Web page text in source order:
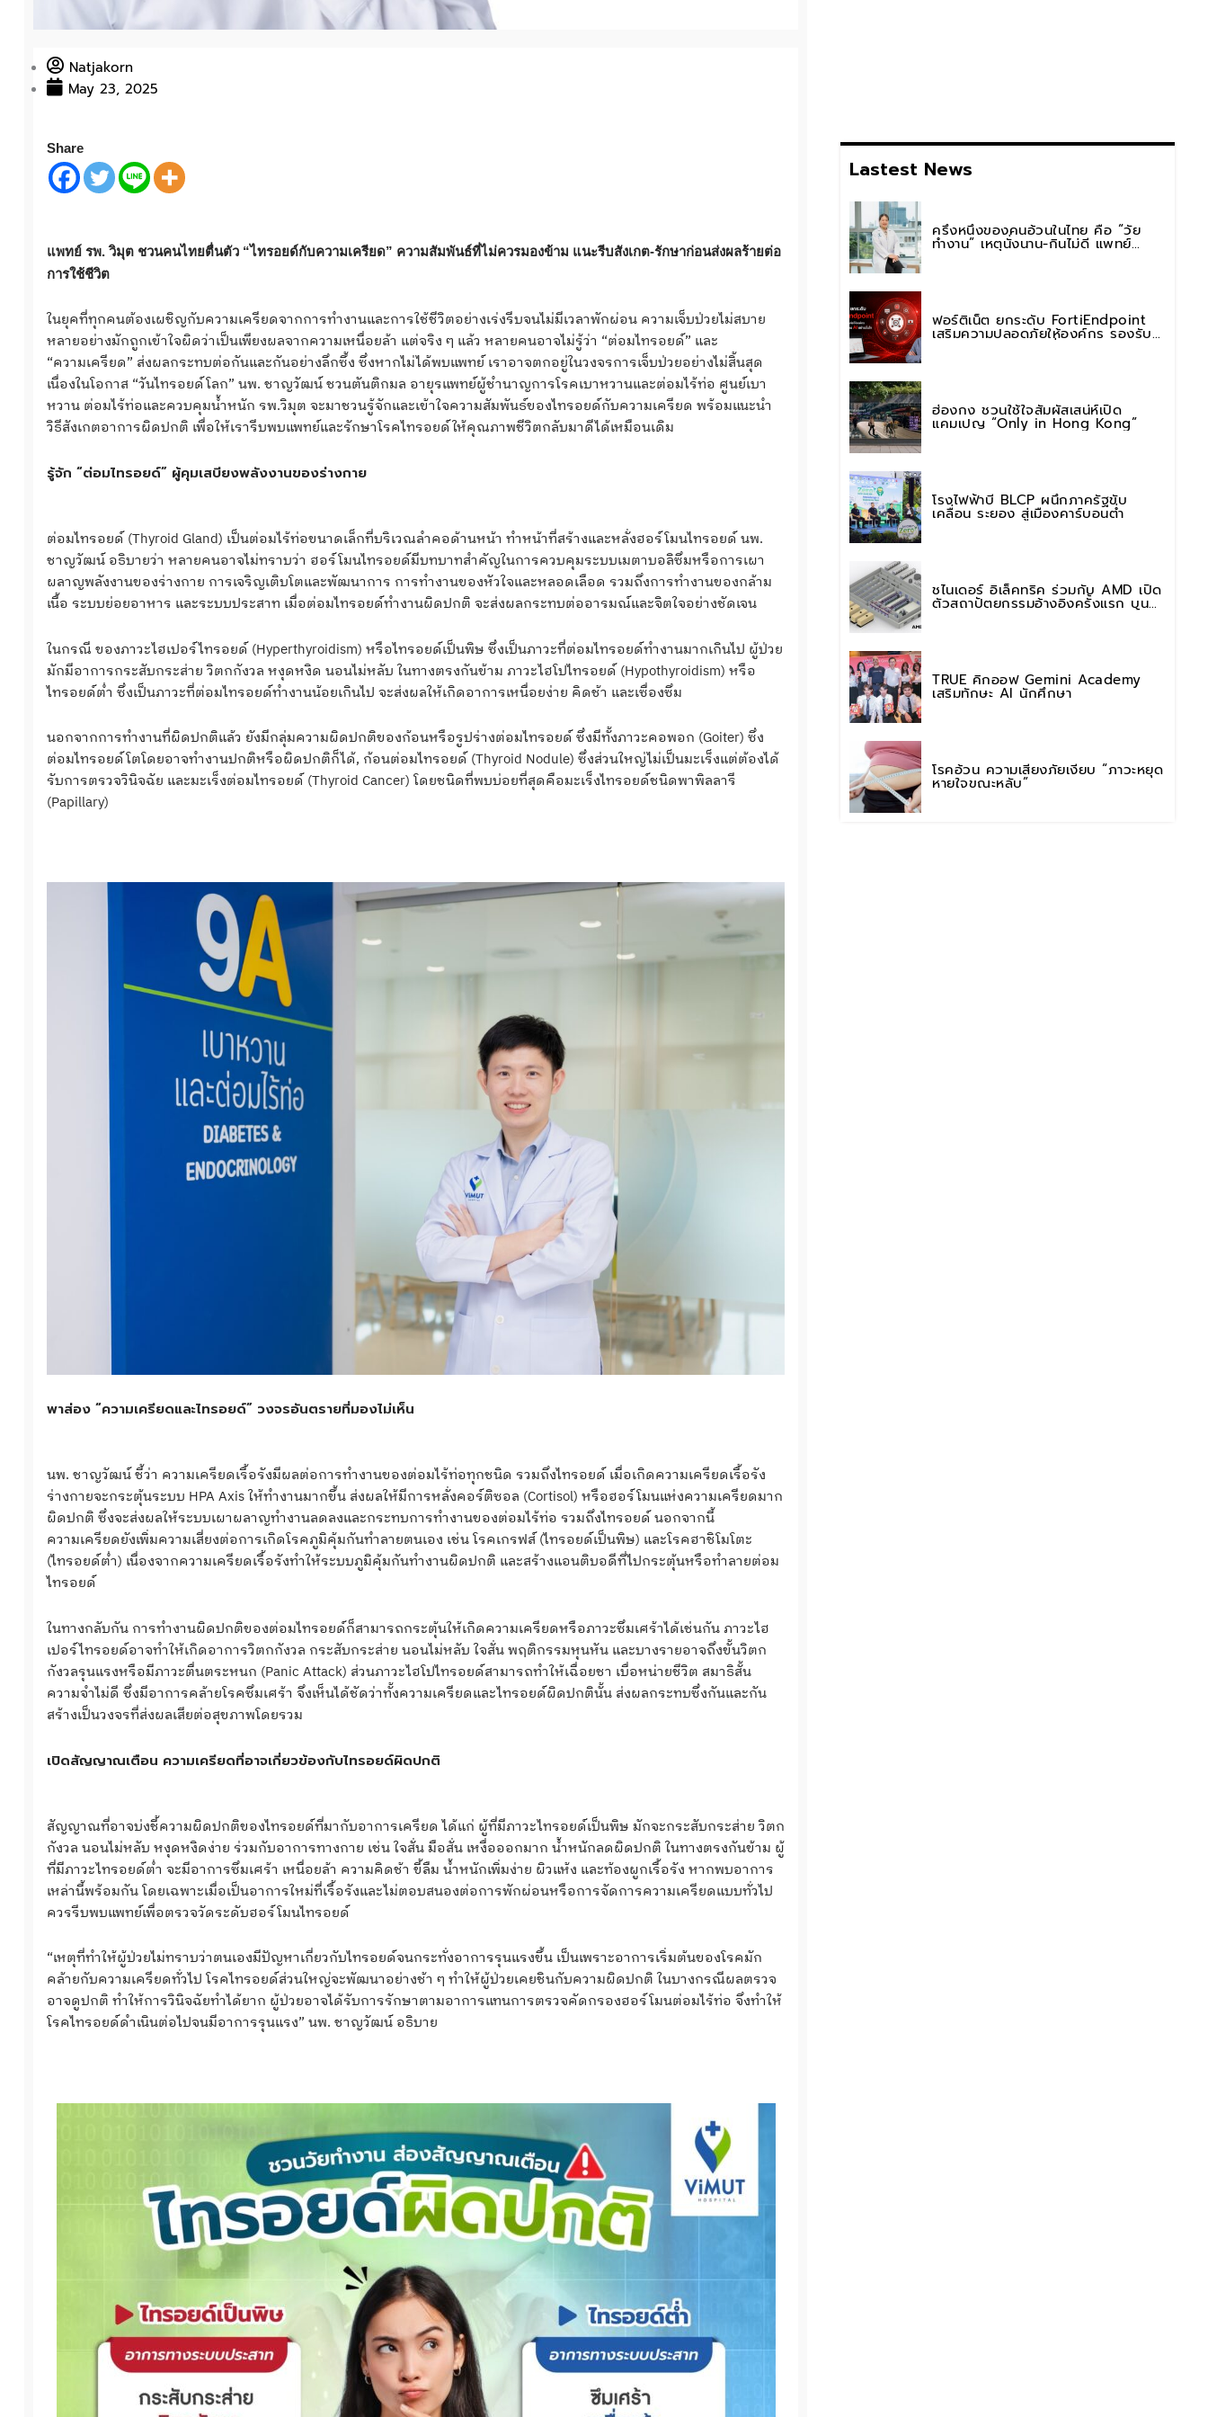
Natjakorn
May 23, 2025
Share
แพทย์ รพ. วิมุต ชวนคนไทยตื่นตัว “ไทรอยด์กับความเครียด” ความสัมพันธ์ที่ไม่ควรมองข้าม แนะรีบสังเกต-รักษาก่อนส่งผลร้ายต่อ
การใช้ชีวิต
ในยุคที่ทุกคนต้องเผชิญกับความเครียดจากการทำงานและการใช้ชีวิตอย่างเร่งรีบจนไม่มีเวลาพักผ่อน ความเจ็บป่วยไม่สบาย
หลายอย่างมักถูกเข้าใจผิดว่าเป็นเพียงผลจากความเหนื่อยล้า แต่จริง ๆ แล้ว หลายคนอาจไม่รู้ว่า “ต่อมไทรอยด์” และ
“ความเครียด” ส่งผลกระทบต่อกันและกันอย่างลึกซึ้ง ซึ่งหากไม่ได้พบแพทย์ เราอาจตกอยู่ในวงจรการเจ็บป่วยอย่างไม่สิ้นสุด
เนื่องในโอกาส “วันไทรอยด์โลก” นพ. ชาญวัฒน์ ชวนตันติกมล อายุรแพทย์ผู้ชำนาญการโรคเบาหวานและต่อมไร้ท่อ ศูนย์เบา
หวาน ต่อมไร้ท่อและควบคุมน้ำหนัก รพ.วิมุต จะมาชวนรู้จักและเข้าใจความสัมพันธ์ของไทรอยด์กับความเครียด พร้อมแนะนำ
วิธีสังเกตอาการผิดปกติ เพื่อให้เรารีบพบแพทย์และรักษาโรคไทรอยด์ให้คุณภาพชีวิตกลับมาดีได้เหมือนเดิม
รู้จัก “ต่อมไทรอยด์” ผู้คุมเสบียงพลังงานของร่างกาย
ต่อมไทรอยด์ (Thyroid Gland) เป็นต่อมไร้ท่อขนาดเล็กที่บริเวณลำคอด้านหน้า ทำหน้าที่สร้างและหลั่งฮอร์โมนไทรอยด์ นพ.
ชาญวัฒน์ อธิบายว่า หลายคนอาจไม่ทราบว่า ฮอร์โมนไทรอยด์มีบทบาทสำคัญในการควบคุมระบบเมตาบอลิซึมหรือการเผา
ผลาญพลังงานของร่างกาย การเจริญเติบโตและพัฒนาการ การทำงานของหัวใจและหลอดเลือด รวมถึงการทำงานของกล้าม
เนื้อ ระบบย่อยอาหาร และระบบประสาท เมื่อต่อมไทรอยด์ทำงานผิดปกติ จะส่งผลกระทบต่ออารมณ์และจิตใจอย่างชัดเจน
ในกรณี ของภาวะไฮเปอร์ไทรอยด์ (Hyperthyroidism) หรือไทรอยด์เป็นพิษ ซึ่งเป็นภาวะที่ต่อมไทรอยด์ทำงานมากเกินไป ผู้ป่วย
มักมีอาการกระสับกระส่าย วิตกกังวล หงุดหงิด นอนไม่หลับ ในทางตรงกันข้าม ภาวะไฮโปไทรอยด์ (Hypothyroidism) หรือ
ไทรอยด์ต่ำ ซึ่งเป็นภาวะที่ต่อมไทรอยด์ทำงานน้อยเกินไป จะส่งผลให้เกิดอาการเหนื่อยง่าย คิดช้า และเซื่องซึม
นอกจากการทำงานที่ผิดปกติแล้ว ยังมีกลุ่มความผิดปกติของก้อนหรือรูปร่างต่อมไทรอยด์ ซึ่งมีทั้งภาวะคอพอก (Goiter) ซึ่ง
ต่อมไทรอยด์โตโดยอาจทำงานปกติหรือผิดปกติก็ได้, ก้อนต่อมไทรอยด์ (Thyroid Nodule) ซึ่งส่วนใหญ่ไม่เป็นมะเร็งแต่ต้องได้
รับการตรวจวินิจฉัย และมะเร็งต่อมไทรอยด์ (Thyroid Cancer) โดยชนิดที่พบบ่อยที่สุดคือมะเร็งไทรอยด์ชนิดพาพิลลารี
(Papillary)
พาส่อง “ความเครียดและไทรอยด์” วงจรอันตรายที่มองไม่เห็น
นพ. ชาญวัฒน์ ชี้ว่า ความเครียดเรื้อรังมีผลต่อการทำงานของต่อมไร้ท่อทุกชนิด รวมถึงไทรอยด์ เมื่อเกิดความเครียดเรื้อรัง
ร่างกายจะกระตุ้นระบบ HPA Axis ให้ทำงานมากขึ้น ส่งผลให้มีการหลั่งคอร์ติซอล (Cortisol) หรือฮอร์โมนแห่งความเครียดมาก
ผิดปกติ ซึ่งจะส่งผลให้ระบบเผาผลาญทำงานลดลงและกระทบการทำงานของต่อมไร้ท่อ รวมถึงไทรอยด์ นอกจากนี้
ความเครียดยังเพิ่มความเสี่ยงต่อการเกิดโรคภูมิคุ้มกันทำลายตนเอง เช่น โรคเกรฟส์ (ไทรอยด์เป็นพิษ) และโรคฮาชิโมโตะ
(ไทรอยด์ต่ำ) เนื่องจากความเครียดเรื้อรังทำให้ระบบภูมิคุ้มกันทำงานผิดปกติ และสร้างแอนติบอดีที่ไปกระตุ้นหรือทำลายต่อม
ไทรอยด์
ในทางกลับกัน การทำงานผิดปกติของต่อมไทรอยด์ก็สามารถกระตุ้นให้เกิดความเครียดหรือภาวะซึมเศร้าได้เช่นกัน ภาวะไฮ
เปอร์ไทรอยด์อาจทำให้เกิดอาการวิตกกังวล กระสับกระส่าย นอนไม่หลับ ใจสั่น พฤติกรรมหุนหัน และบางรายอาจถึงขั้นวิตก
กังวลรุนแรงหรือมีภาวะตื่นตระหนก (Panic Attack) ส่วนภาวะไฮโปไทรอยด์สามารถทำให้เฉื่อยชา เบื่อหน่ายชีวิต สมาธิสั้น
ความจำไม่ดี ซึ่งมีอาการคล้ายโรคซึมเศร้า จึงเห็นได้ชัดว่าทั้งความเครียดและไทรอยด์ผิดปกตินั้น ส่งผลกระทบซึ่งกันและกัน
สร้างเป็นวงจรที่ส่งผลเสียต่อสุขภาพโดยรวม
เปิดสัญญาณเตือน ความเครียดที่อาจเกี่ยวข้องกับไทรอยด์ผิดปกติ
สัญญาณที่อาจบ่งชี้ความผิดปกติของไทรอยด์ที่มากับอาการเครียด ได้แก่ ผู้ที่มีภาวะไทรอยด์เป็นพิษ มักจะกระสับกระส่าย วิตก
กังวล นอนไม่หลับ หงุดหงิดง่าย ร่วมกับอาการทางกาย เช่น ใจสั่น มือสั่น เหงื่อออกมาก น้ำหนักลดผิดปกติ ในทางตรงกันข้าม ผู้
ที่มีภาวะไทรอยด์ต่ำ จะมีอาการซึมเศร้า เหนื่อยล้า ความคิดช้า ขี้ลืม น้ำหนักเพิ่มง่าย ผิวแห้ง และท้องผูกเรื้อรัง หากพบอาการ
เหล่านี้พร้อมกัน โดยเฉพาะเมื่อเป็นอาการใหม่ที่เรื้อรังและไม่ตอบสนองต่อการพักผ่อนหรือการจัดการความเครียดแบบทั่วไป
ควรรีบพบแพทย์เพื่อตรวจวัดระดับฮอร์โมนไทรอยด์
“เหตุที่ทำให้ผู้ป่วยไม่ทราบว่าตนเองมีปัญหาเกี่ยวกับไทรอยด์จนกระทั่งอาการรุนแรงขึ้น เป็นเพราะอาการเริ่มต้นของโรคมัก
คล้ายกับความเครียดทั่วไป โรคไทรอยด์ส่วนใหญ่จะพัฒนาอย่างช้า ๆ ทำให้ผู้ป่วยเคยชินกับความผิดปกติ ในบางกรณีผลตรวจ
อาจดูปกติ ทำให้การวินิจฉัยทำได้ยาก ผู้ป่วยอาจได้รับการรักษาตามอาการแทนการตรวจคัดกรองฮอร์โมนต่อมไร้ท่อ จึงทำให้
โรคไทรอยด์ดำเนินต่อไปจนมีอาการรุนแรง” นพ. ชาญวัฒน์ อธิบาย
Lastest News
ครึ่งหนึ่งของคนอ้วนในไทย คือ “วัย
ทำงาน” เหตุนั่งนาน-กินไม่ดี แพทย์
รพ.วิมุต พหลโยธิน เตือน “อย่าดูแค่เลข
ฟอร์ติเน็ต ยกระดับ FortiEndpoint
เสริมความปลอดภัยให้องค์กร รองรับ
ฮ่องกง ชวนใช้ใจสัมผัสเสน่ห์เปิด
แคมเปญ “Only in Hong Kong”
โรงไฟฟ้าบี BLCP ผนึกภาครัฐขับ
เคลื่อน ระยอง สู่เมืองคาร์บอนต่ำ
ชไนเดอร์ อิเล็คทริค ร่วมกับ AMD เปิด
ตัวสถาปัตยกรรมอ้างอิงครั้งแรก บน
แพลตฟอร์ม “Helios” เร่งการติดตั้งใช้
TRUE คิกออฟ Gemini Academy
เสริมทักษะ AI นักศึกษา
โรคอ้วน ความเสี่ยงภัยเงียบ “ภาวะหยุด
หายใจขณะหลับ”